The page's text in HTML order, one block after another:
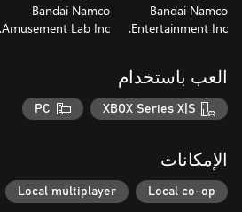
Bandai Namco
Entertainment Inc.
Bandai Namco
Amusement Lab Inc.
العب باستخدام
XBOX Series X|S
PC
الإمكانات
Local co-op
Local multiplayer